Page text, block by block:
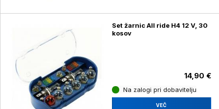
Set žarnic All ride H4 12 V, 30
kosov
14,90 €
Na zalogi pri dobavitelju
VEČ